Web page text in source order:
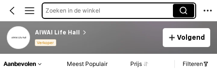
Zoeken in de winkel
AIWAI Life Hall
Verkoper
Volgend
Aanbevolen Meest Populair Prijs Filteren